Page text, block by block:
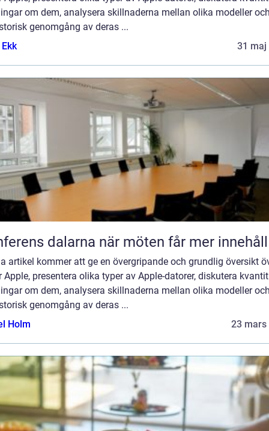
om dem, analysera skillnaderna mellan olika modeller
genomgång av deras ...
31 maj
Konferens dalarna när möten får mer innehåll
artikel kommer att ge en övergripande och grundlig översikt
Apple, presentera olika typer av Apple-datorer, diskutera
om dem, analysera skillnaderna mellan olika modeller
genomgång av deras ...
Holm
23 mars